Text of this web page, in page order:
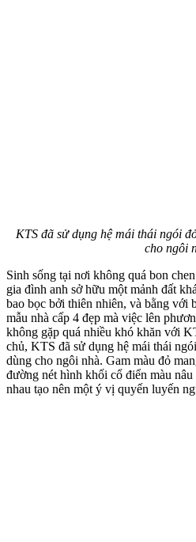
KTS đã sử dụng hệ mái thái ngói
cho ngôi
Sinh sống tại nơi không quá bon
gia đình anh sở hữu một mảnh đất
bao bọc bởi thiên nhiên, và bằng với
mẫu nhà cấp 4 đẹp mà việc lên
không gặp quá nhiều khó khăn với
chủ, KTS đã sử dụng hệ mái thái
dùng cho ngôi nhà. Gam màu đỏ
đường nét hình khối cổ điển màu
nhau tạo nên một ý vị quyến luyến